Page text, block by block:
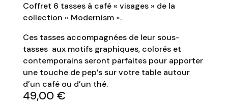
Coffret 6 tasses à café « visages » de la
collection « Modernism ».
Ces tasses accompagnées de leur sous-
tasses aux motifs graphiques, colorés et
contemporains seront parfaites pour apporter
une touche de pep’s sur votre table autour
d’un café ou d’un thé.
49,00 €